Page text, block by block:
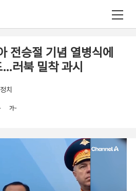
전승절 기념 열병식에
러북 밀착 과시
치